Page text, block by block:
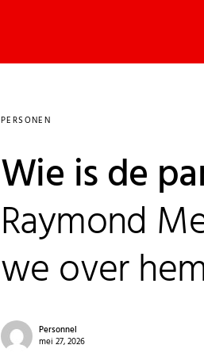
PERSONEN
Wie is de
Raymond
we over
Personnel
mei 27, 2026